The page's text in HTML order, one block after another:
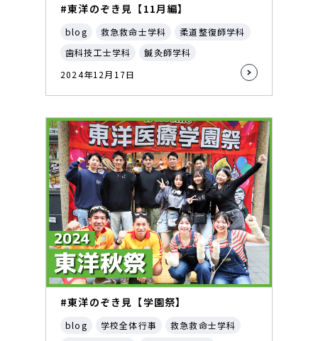
#東洋のぞき見【11月編】
blog 救急救命士学科
柔道整復師学科
歯科技工士学科
鍼灸師学科
2024年12月17日
#東洋のぞき見【学園祭】
blog 学校全体行事
救急救命士学科